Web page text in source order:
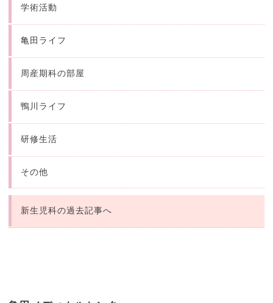
学術活動
亀田ライフ
周産期科の部屋
鴨川ライフ
研修生活
その他
新生児科の過去記事へ